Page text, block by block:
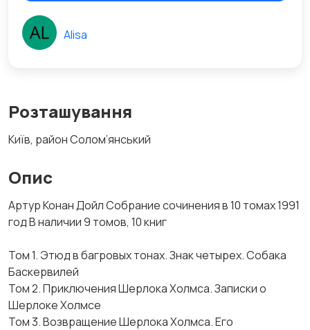
Розташування
Київ, район Солом’янський
Опис
Артур Конан Дойл Собрание сочинения в 10 томах 1991
год В наличии 9 томов, 10 книг
Том 1. Этюд в багровых тонах. Знак четырех. Собака
Баскервилей
Том 2. Приключения Шерлока Холмса. Записки о
Шерлоке Холмсе
Том 3. Возвращение Шерлока Холмса. Его
Alisa